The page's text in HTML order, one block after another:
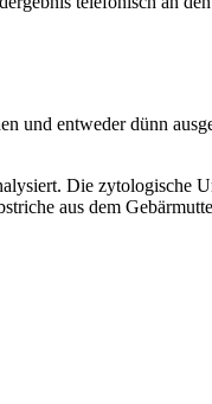
und entweder dünn
Die zytologische
aus dem